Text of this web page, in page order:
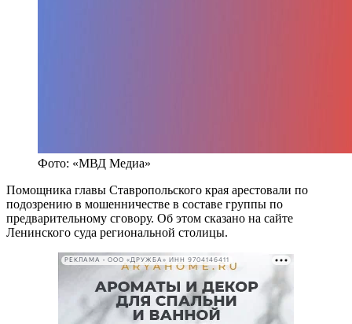
Фото: «МВД Медиа»
Помощника главы Ставропольского края арестовали по
подозрению в мошенничестве в составе группы по
предварительному сговору. Об этом сказано на сайте
Ленинского суда региональной столицы.
РЕКЛАМА • ООО «ДРУЖБА» ИНН 9704146411